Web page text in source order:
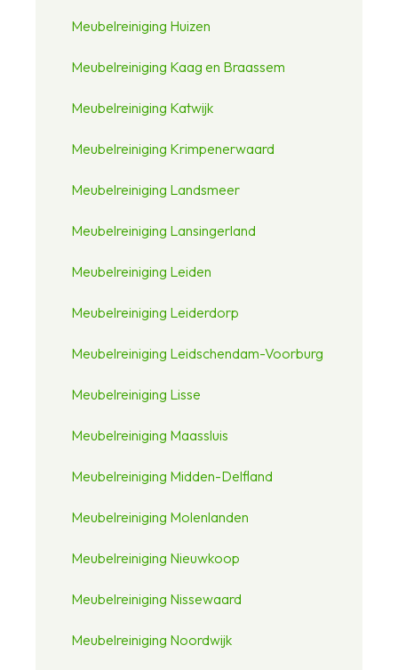
Meubelreiniging Huizen
Meubelreiniging Kaag en Braassem
Meubelreiniging Katwijk
Meubelreiniging Krimpenerwaard
Meubelreiniging Landsmeer
Meubelreiniging Lansingerland
Meubelreiniging Leiden
Meubelreiniging Leiderdorp
Meubelreiniging Leidschendam-Voorburg
Meubelreiniging Lisse
Meubelreiniging Maassluis
Meubelreiniging Midden-Delfland
Meubelreiniging Molenlanden
Meubelreiniging Nieuwkoop
Meubelreiniging Nissewaard
Meubelreiniging Noordwijk